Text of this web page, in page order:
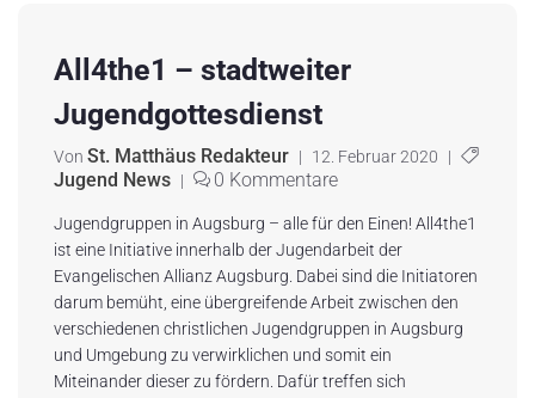
All4the1 – stadtweiter
Jugendgottesdienst
Von St. Matthäus Redakteur | 12. Februar 2020 |
Jugend News | 0 Kommentare
Jugendgruppen in Augsburg – alle für den Einen! All4the1
ist eine Initiative innerhalb der Jugendarbeit der
Evangelischen Allianz Augsburg. Dabei sind die Initiatoren
darum bemüht, eine übergreifende Arbeit zwischen den
verschiedenen christlichen Jugendgruppen in Augsburg
und Umgebung zu verwirklichen und somit ein
Miteinander dieser zu fördern. Dafür treffen sich